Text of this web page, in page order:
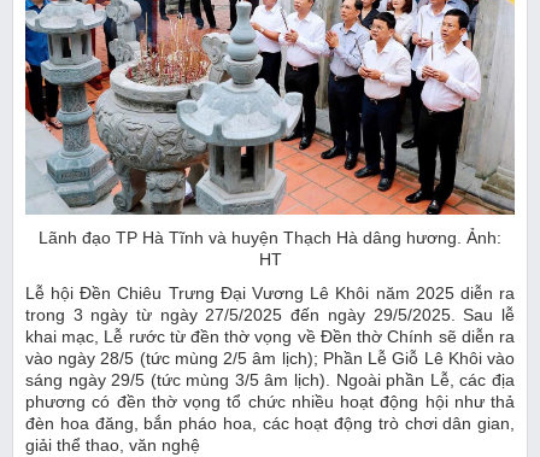
Lãnh đạo TP Hà Tĩnh và huyện Thạch Hà dâng hương. Ảnh:
HT
Lễ hội Đền Chiêu Trưng Đại Vương Lê Khôi năm 2025 diễn ra
trong 3 ngày từ ngày 27/5/2025 đến ngày 29/5/2025. Sau lễ
khai mạc, Lễ rước từ đền thờ vọng về Đền thờ Chính sẽ diễn ra
vào ngày 28/5 (tức mùng 2/5 âm lịch); Phần Lễ Giỗ Lê Khôi vào
sáng ngày 29/5 (tức mùng 3/5 âm lịch). Ngoài phần Lễ, các địa
phương có đền thờ vọng tổ chức nhiều hoạt động hội như thả
đèn hoa đăng, bắn pháo hoa, các hoạt động trò chơi dân gian,
giải thể thao, văn nghệ